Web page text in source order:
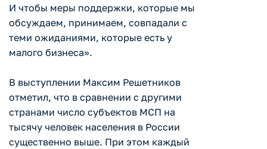
И чтобы меры поддержки, которые мы
обсуждаем, принимаем, совпадали с
теми ожиданиями, которые есть у
малого бизнеса».
В выступлении Максим Решетников
отметил, что в сравнении с другими
странами число субъектов МСП на
тысячу человек населения в России
существенно выше. При этом каждый